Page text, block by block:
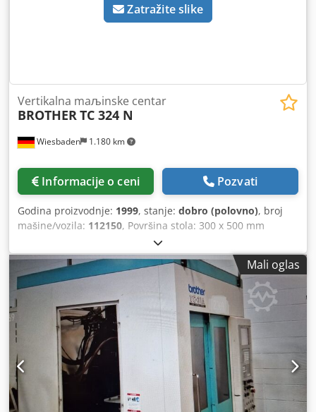
Zatražite slike
Wiesbaden 1.180 km
Vertikalna maљinske centar
BROTHERTC 324 N
Informacije o ceni Pozvati
Godina proizvodnje: 1999, stanje: dobro (polovno), broj
mašine/vozila: 112150, Površina stola: 300 x 500 mm
Putovanja x / y / z: 420/300/250 mm Vreteno: BT 30 Dsdpfef
Sainjx Aqcewa mali / veliki udaljeni sto / vreteno: Brzine
vretena: oko 10 - 10000 rpm Ознаке: approx. 5 - 10000 mm
/ min Brzi traverse: x u. y / z 25/20 m / min Vreteno: 7 kW
electr. Veza: 400 V, oko 9 kVA kW Potreban prostor: 2500 x
1500 x 1450 mm Težina: oko 2800 kg
Mali oglas